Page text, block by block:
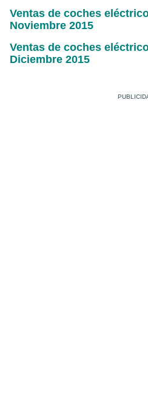
Ventas de coches
Noviembre 2015
Ventas de coches
Diciembre 2015